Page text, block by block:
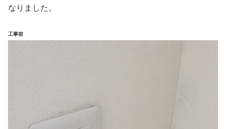
なりました。
工事前